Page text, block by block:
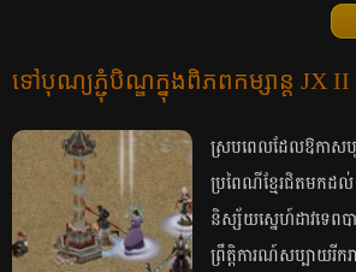
ទៅ​បុណ្យ​ភ្ជុំបិណ្ឌ​ក្នុង​ពិភព​កម្សាន្ត JX II
ស្រប​ពេល​ដែល​ឱកាស​
ប្រពៃណី​ខ្មែរ​ជិត​មក​ដល់
និស្ស័យ​ស្នេហ៍​ដាវ​ទេព​ប
ព្រឹត្តិការណ៍​សប្បាយ​រីក